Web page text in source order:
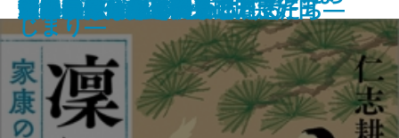
サキの忘れ物
沙林 偽りの王国〔上〕
沙林 偽りの王国〔下〕
舞姫
キリング・ヒル
ウナギが故郷に帰るとき
金春屋ゴメス 因果の刀
夏の約束、水の聲
母影
十三人の断章―
凜と咲け―家康の愛した女たち―
じまり―
芽吹長屋仕合せ帖 日日是好日
湖の女たち
脳はみんな病んでいる
ひとすじの光を辿れ
すべてはエマのために
幽世の薬剤師4
とわの庭
この気持ちもいつか忘れる